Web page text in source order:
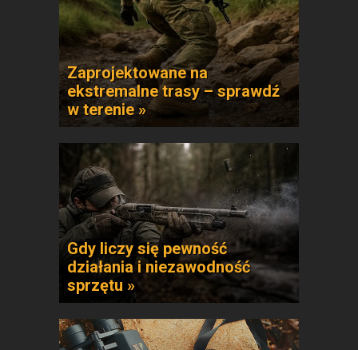
Zaprojektowane na
ekstremalne trasy – sprawdź
w terenie »
Gdy liczy się pewność
działania i niezawodność
sprzętu »